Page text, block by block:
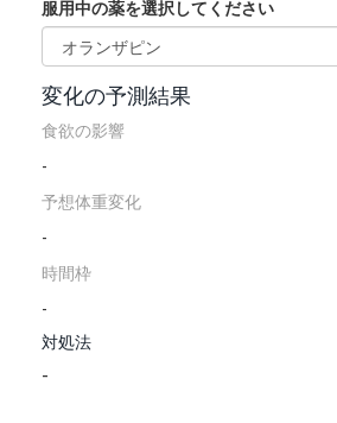
服用中の薬を選択してください
変化の予測結果
食欲の影響
-
予想体重変化
-
時間枠
-
対処法
-